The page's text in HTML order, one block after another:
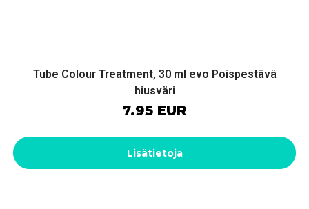
Tube Colour Treatment, 30 ml evo Poispestävä
hiusväri
7.95 EUR
Lisätietoja